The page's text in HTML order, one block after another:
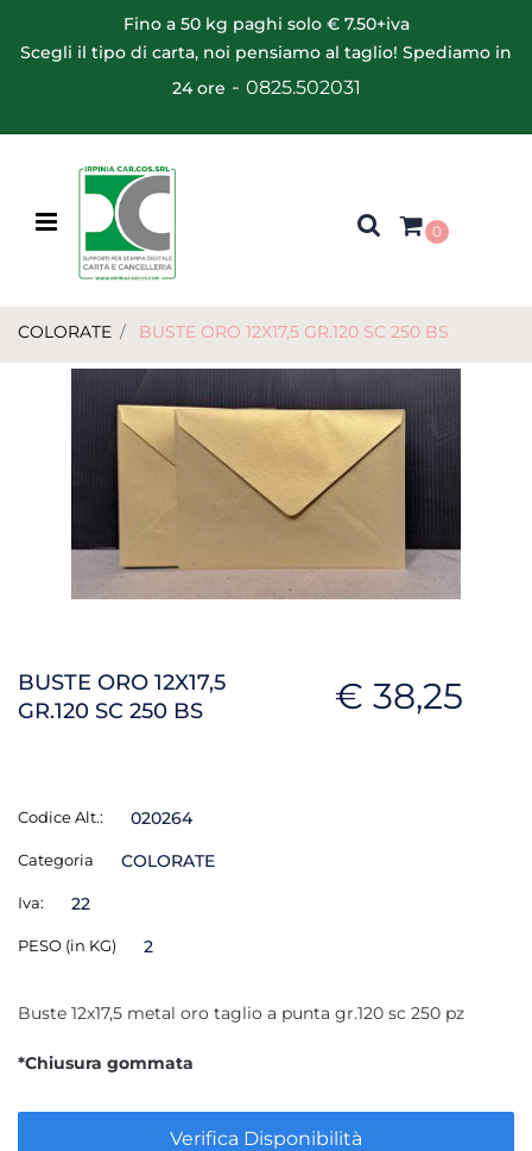
Fino a 50 kg paghi solo € 7.50+iva
Scegli il tipo di carta, noi pensiamo al taglio! Spediamo in
24 ore - 0825.502031
Open menu
0
COLORATE BUSTE ORO 12X17,5 GR.120 SC 250 BS
BUSTE ORO 12X17,5
GR.120 SC 250 BS
€ 38,25
Codice Alt.: 020264
Categoria COLORATE
Iva: 22
PESO (in KG) 2
Buste 12x17,5 metal oro taglio a punta gr.120 sc 250 pz
*Chiusura gommata
Verifica Disponibilità